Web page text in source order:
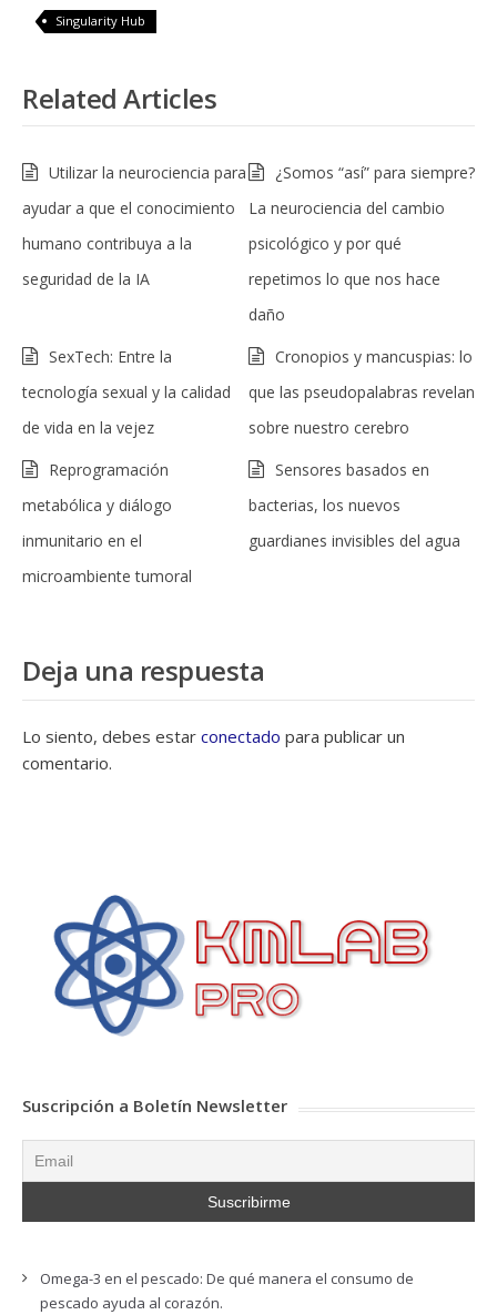
Singularity Hub
Related Articles
Utilizar la neurociencia para
ayudar a que el conocimiento
humano contribuya a la
seguridad de la IA
¿Somos “así” para siempre?
La neurociencia del cambio
psicológico y por qué
repetimos lo que nos hace
daño
SexTech: Entre la
tecnología sexual y la calidad
de vida en la vejez
Cronopios y mancuspias: lo
que las pseudopalabras revelan
sobre nuestro cerebro
Reprogramación
metabólica y diálogo
inmunitario en el
microambiente tumoral
Sensores basados en
bacterias, los nuevos
guardianes invisibles del agua
Deja una respuesta
Lo siento, debes estar conectado para publicar un
comentario.
Suscripción a Boletín Newsletter
Omega-3 en el pescado: De qué manera el consumo de
pescado ayuda al corazón.